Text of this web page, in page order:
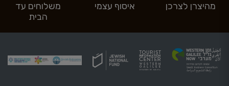
מהיצרן לצרכן איסוף עצמי
משלוחים עד
הבית